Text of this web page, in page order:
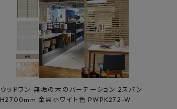
ウッドワン 無垢の木のパーテーション 2スパン
H2700mm 金具ホワイト色 PWPK272-W